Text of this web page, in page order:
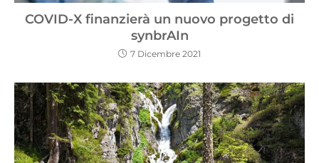
COVID-X finanzierà un nuovo progetto di
synbrAIn
7 Dicembre 2021